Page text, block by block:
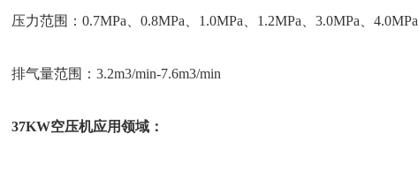
压力范围：0.7MPa、0.8MPa、1.0MPa、1.2MPa、3.0MPa、4.0MPa
排气量范围：3.2m3/min-7.6m3/min
37KW空压机应用领域：